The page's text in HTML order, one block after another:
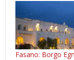
Fasano: Borgo